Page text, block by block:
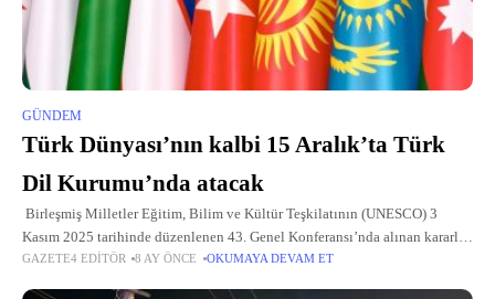
GÜNDEM
Türk Dünyası’nın kalbi 15 Aralık’ta Türk
Dil Kurumu’nda atacak
Birleşmiş Milletler Eğitim, Bilim ve Kültür Teşkilatının (UNESCO) 3
Kasım 2025 tarihinde düzenlenen 43. Genel Konferansı’nda alınan kararla
Türk dillerinin kadim medeniyet mirası Dünya Türk Dili Ailesi Günü ile
GAZETE4 EDITÖR 8 AY ÖNCE OKUMAYA DEVAM ET